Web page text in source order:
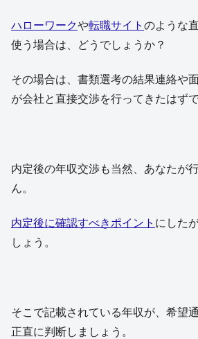
ハローワークや転職サイト のような
使う場合は、どうでしょうか？
その場合は、書類選考の結果連絡や
が会社と直接交渉を行ってきたはずで
内定後の年収交渉も当然、あなたが
ん。
内定後に確認すべきポイント にした
しょう。
そこで記載されている年収が、希望
正直に判断しましょう。